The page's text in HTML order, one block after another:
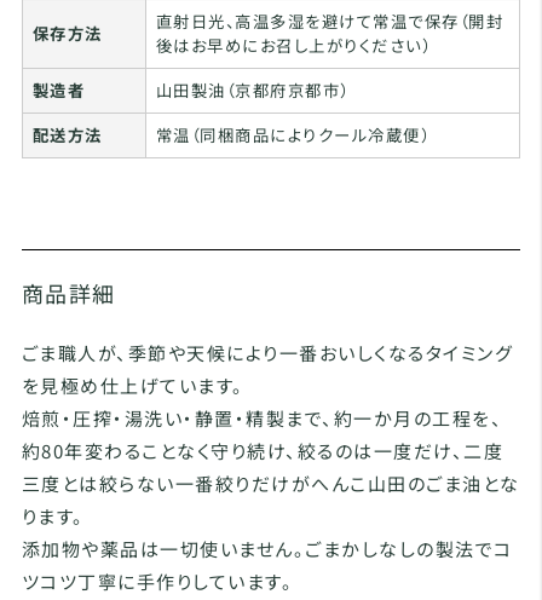
保存方法
直射日光、高温多湿を避けて常温で保存（開封
後はお早めにお召し上がりください）
製造者
山田製油（京都府京都市）
配送方法
常温（同梱商品によりクール冷蔵便）
商品詳細
ごま職人が、季節や天候により一番おいしくなるタイミング
を見極め仕上げています。
焙煎・圧搾・湯洗い・静置・精製まで、約一か月の工程を、
約80年変わることなく守り続け、絞るのは一度だけ、二度
三度とは絞らない一番絞りだけがへんこ山田のごま油とな
ります。
添加物や薬品は一切使いません。ごまかしなしの製法でコ
ツコツ丁寧に手作りしています。